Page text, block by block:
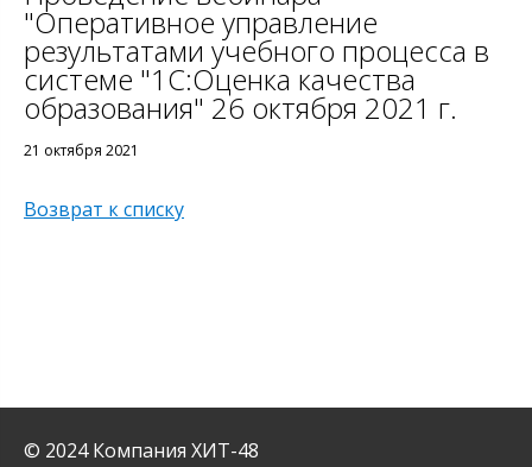
"Оперативное управление
результатами учебного процесса в
системе "1С:Оценка качества
образования" 26 октября 2021 г.
21 октября 2021
Возврат к списку
© 2024 Компания ХИТ-48